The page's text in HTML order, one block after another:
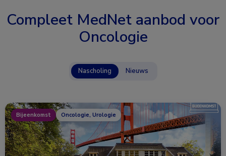
Compleet MedNet aanbod voor
Oncologie
Nascholing Nieuws
Bijeenkomst Oncologie, Urologie